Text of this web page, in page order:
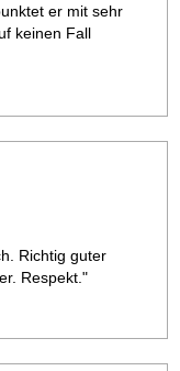
er mit sehr
keinen Fall
Richtig guter
Respekt."